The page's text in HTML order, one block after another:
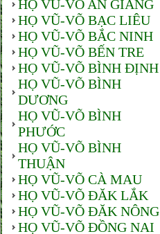
HỌ VŨ-VÕ AN GIANG
HỌ VŨ-VÕ BẠC LIÊU
HỌ VŨ-VÕ BẮC NINH
HỌ VŨ-VÕ BẾN TRE
HỌ VŨ-VÕ BÌNH ĐỊNH
HỌ VŨ-VÕ BÌNH
DƯƠNG
HỌ VŨ-VÕ BÌNH
PHƯỚC
HỌ VŨ-VÕ BÌNH
THUẬN
HỌ VŨ-VÕ CÀ MAU
HỌ VŨ-VÕ ĐĂK LẮK
HỌ VŨ-VÕ ĐĂK NÔNG
HỌ VŨ-VÕ ĐỒNG NAI